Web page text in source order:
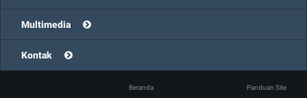
Multimedia
Kontak
Beranda
Panduan Site